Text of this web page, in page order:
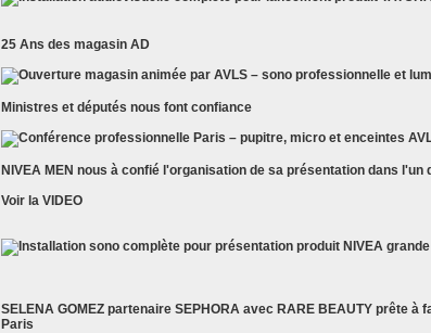
25 Ans des magasin AD
Ministres et députés nous font confiance
NIVEA MEN nous à confié l'organisation de sa présentation dans
Voir la VIDEO
SELENA GOMEZ partenaire SEPHORA avec RARE BEAUTY prête
Paris